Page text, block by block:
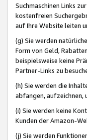
Suchmaschinen Links
kostenfreien
auf Ihre Website leiten
(g) Sie werden
Form von Geld,
beispielsweise keine
Partner-Links zu
(h) Sie werden die
abfangen, aufzeichnen,
(i) Sie werden keine
Kunden der Amazon-
(j) Sie werden